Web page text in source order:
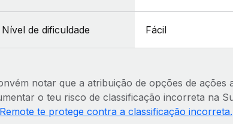
Nível de dificuldade Fácil
notar que a atribuição de opções de ações
o teu risco de classificação incorreta na
te protege contra a classificação incorreta.